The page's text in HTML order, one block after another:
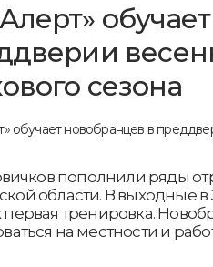
сезона
пополнили ряды
области. В выходные
тренировка.
на местности и